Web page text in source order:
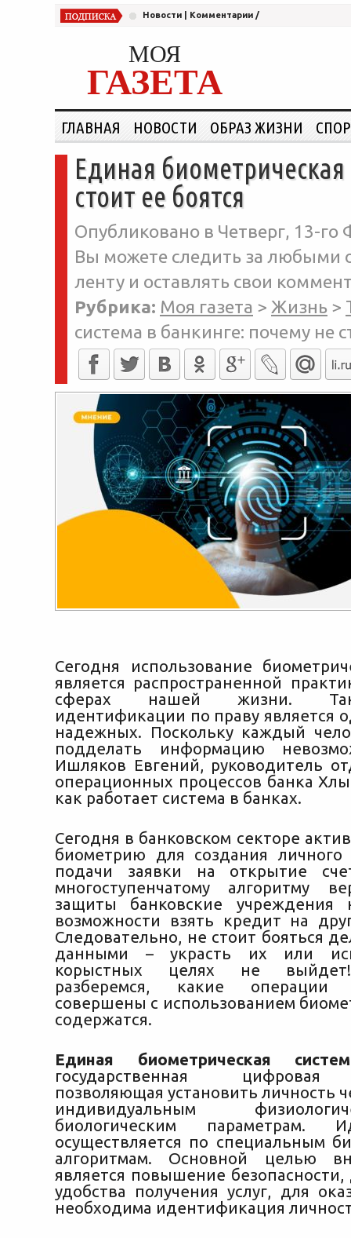
Новости Комментарии /
МОЯ
ГАЗЕТА
ГЛАВНАЯ НОВОСТИ ОБРАЗ ЖИЗНИ
Единая
стоит ее боятся
Опубликовано в Четверг, 13-го
Вы можете следить за любыми
ленту и оставлять свои
Рубрика: Моя газета > Жизнь >
система в банкинге: почему не
Сегодня использование
является распространенной
сферах нашей жизни.
идентификации по праву является
надежных. Поскольку каждый
подделать информацию
Ишляков Евгений, руководитель
операционных процессов банка
как работает система в банках.
Сегодня в банковском секторе
биометрию для создания личного
подачи заявки на открытие
многоступенчатому алгоритму
защиты банковские учреждения
возможности взять кредит на
Следовательно, не стоит бояться
данными – украсть их или
корыстных целях не
разберемся, какие
совершены с использованием
содержатся.
Единая биометрическая
государственная цифровая
позволяющая установить личность
индивидуальным
биологическим параметрам.
осуществляется по специальным
алгоритмам. Основной целью
является повышение безопасности,
удобства получения услуг, для
необходима идентификация